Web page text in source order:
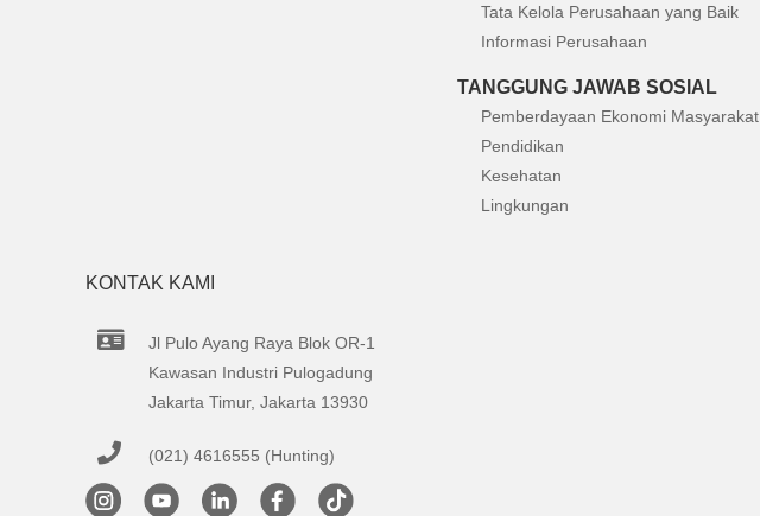
Tata Kelola Perusahaan yang Baik
Informasi Perusahaan
TANGGUNG JAWAB SOSIAL
Pemberdayaan Ekonomi Masyarakat
Pendidikan
Kesehatan
Lingkungan
KONTAK KAMI
Jl Pulo Ayang Raya Blok OR-1
Kawasan Industri Pulogadung
Jakarta Timur, Jakarta 13930
(021) 4616555 (Hunting)